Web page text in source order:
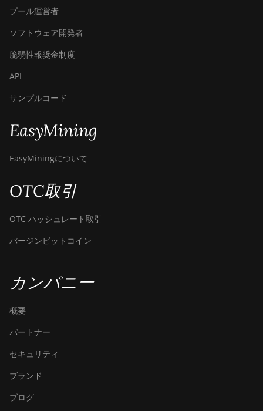
プール運営者
ソフトウェア開発者
脆弱性報奨金制度
API
サンプルコード
EasyMining
EasyMiningについて
OTC取引
OTC ハッシュレート取引
バージンビットコイン
カンパニー
概要
パートナー
セキュリティ
ブランド
ブログ